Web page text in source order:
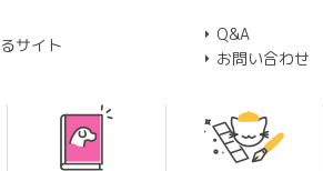
サイト
Q&A
お問い合わせ